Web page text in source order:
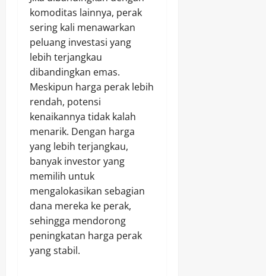
komoditas lainnya, perak
sering kali menawarkan
peluang investasi yang
lebih terjangkau
dibandingkan emas.
Meskipun harga perak lebih
rendah, potensi
kenaikannya tidak kalah
menarik. Dengan harga
yang lebih terjangkau,
banyak investor yang
memilih untuk
mengalokasikan sebagian
dana mereka ke perak,
sehingga mendorong
peningkatan harga perak
yang stabil.